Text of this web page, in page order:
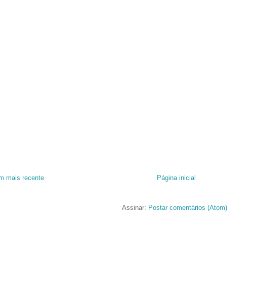
mais recente Página inicial
Assinar: Postar comentários (Atom)